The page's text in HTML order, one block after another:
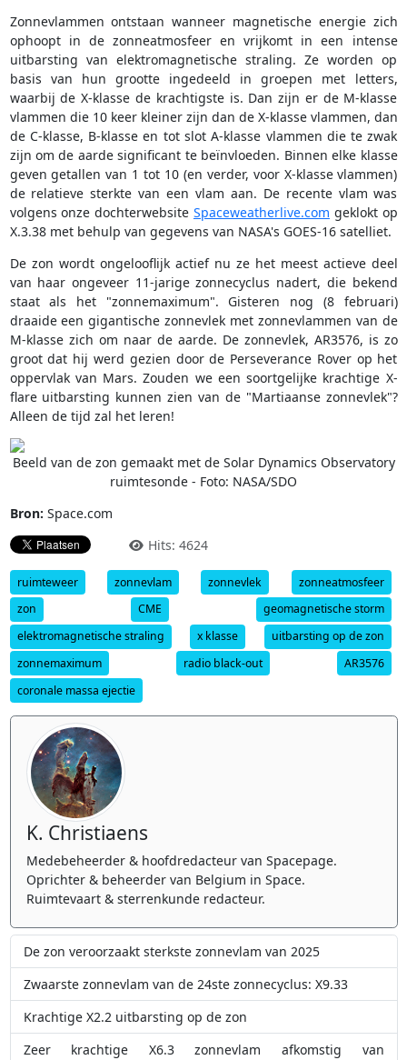
Zonnevlammen ontstaan wanneer magnetische energie zich
ophoopt in de zonneatmosfeer en vrijkomt in een intense
uitbarsting van elektromagnetische straling. Ze worden op
basis van hun grootte ingedeeld in groepen met letters,
waarbij de X-klasse de krachtigste is. Dan zijn er de M-klasse
vlammen die 10 keer kleiner zijn dan de X-klasse vlammen, dan
de C-klasse, B-klasse en tot slot A-klasse vlammen die te zwak
zijn om de aarde significant te beïnvloeden. Binnen elke klasse
geven getallen van 1 tot 10 (en verder, voor X-klasse vlammen)
de relatieve sterkte van een vlam aan. De recente vlam was
volgens onze dochterwebsite Spaceweatherlive.com geklokt op
X.3.38 met behulp van gegevens van NASA's GOES-16 satelliet.
De zon wordt ongelooflijk actief nu ze het meest actieve deel
van haar ongeveer 11-jarige zonnecyclus nadert, die bekend
staat als het "zonnemaximum". Gisteren nog (8 februari)
draaide een gigantische zonnevlek met zonnevlammen van de
M-klasse zich om naar de aarde. De zonnevlek, AR3576, is zo
groot dat hij werd gezien door de Perseverance Rover op het
oppervlak van Mars. Zouden we een soortgelijke krachtige X-
flare uitbarsting kunnen zien van de "Martiaanse zonnevlek"?
Alleen de tijd zal het leren!
Beeld van de zon gemaakt met de Solar Dynamics Observatory
ruimtesonde - Foto: NASA/SDO
Bron: Space.com
Hits: 4624
ruimteweer zonnevlam zonnevlek
zonneatmosfeer
zon
CME
geomagnetische storm
elektromagnetische straling
x klasse
uitbarsting op de zon
zonnemaximum
radio black-out
AR3576
coronale massa ejectie
K. Christiaens
Medebeheerder & hoofdredacteur van Spacepage.
Oprichter & beheerder van Belgium in Space.
Ruimtevaart & sterrenkunde redacteur.
De zon veroorzaakt sterkste zonnevlam van 2025
Zwaarste zonnevlam van de 24ste zonnecyclus: X9.33
Krachtige X2.2 uitbarsting op de zon
Zeer krachtige X6.3 zonnevlam afkomstig van